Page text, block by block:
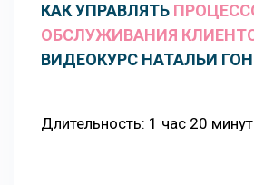
КАК УПРАВЛЯТЬ
ОБСЛУЖИВАНИЯ
ВИДЕОКУРС НАТАЛЬИ
Длительность: 1 час 20